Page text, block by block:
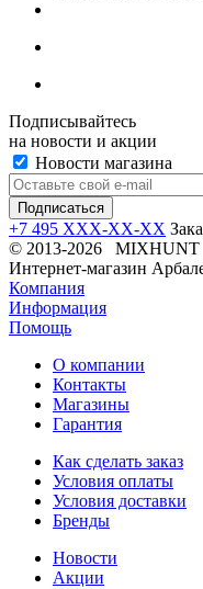
Подписывайтесь
на новости и акции
Новости магазина
+7 495 XXX-XX-XX
© 2013-2026 MIXHUNT
Интернет-магазин
Компания
Информация
Помощь
О компании
Контакты
Магазины
Гарантия
Как сделать заказ
Условия оплаты
Условия доставки
Бренды
Новости
Акции